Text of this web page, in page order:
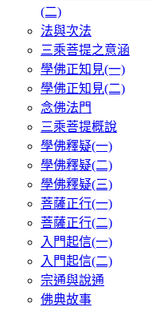
(二)
法與次法
三乘菩提之意涵
學佛正知見(一)
學佛正知見(二)
念佛法門
三乘菩提概說
學佛釋疑(一)
學佛釋疑(二)
學佛釋疑(三)
菩薩正行(一)
菩薩正行(二)
入門起信(一)
入門起信(二)
宗通與說通
佛典故事